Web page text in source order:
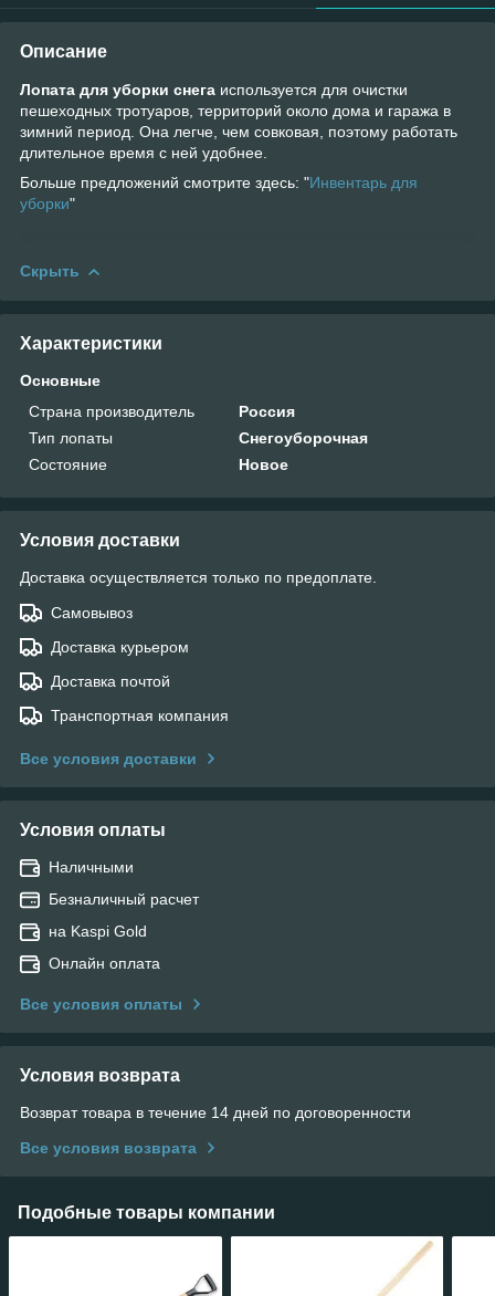
Описание
Лопата для уборки снега используется для очистки
пешеходных тротуаров, территорий около дома и гаража в
зимний период. Она легче, чем совковая, поэтому работать
длительное время с ней удобнее.
Больше предложений смотрите здесь: "Инвентарь для
уборки"
Скрыть
Характеристики
Основные
Страна производитель
Россия
Тип лопаты
Снегоуборочная
Состояние
Новое
Условия доставки
Доставка осуществляется только по предоплате.
Самовывоз
Доставка курьером
Доставка почтой
Транспортная компания
Все условия доставки
Условия оплаты
Наличными
Безналичный расчет
на Kaspi Gold
Онлайн оплата
Все условия оплаты
Условия возврата
Возврат товара в течение 14 дней по договоренности
Все условия возврата
Подобные товары компании